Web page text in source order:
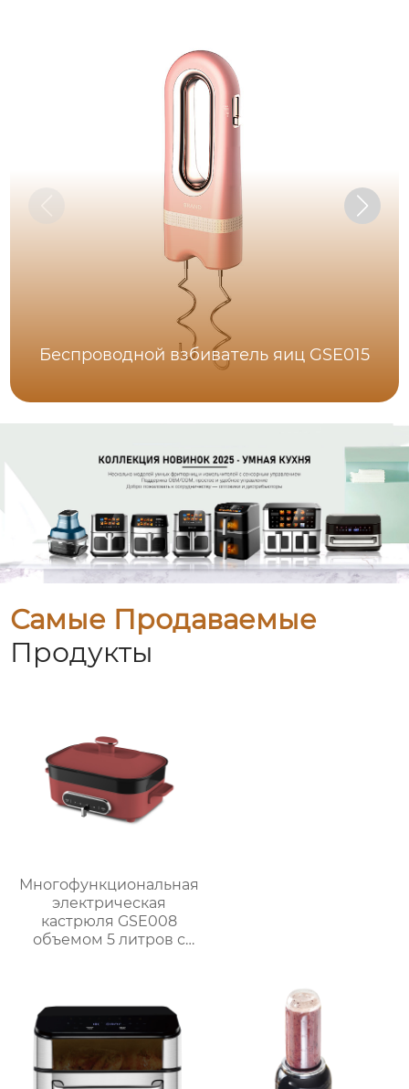
Беспроводной взбиватель яиц GSE015
Самые Продаваемые
Продукты
Многофункциональная
электрическая
кастрюля GSE008
объемом 5 литров с
пару, варки, тушения и
жарки.